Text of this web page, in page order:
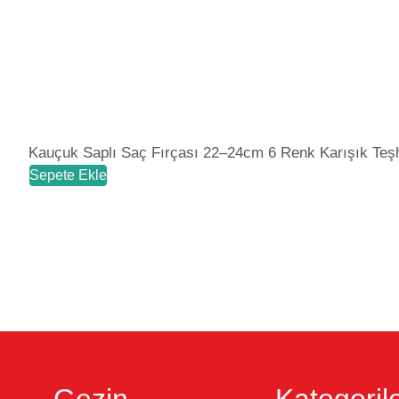
Kauçuk Saplı Saç Fırçası 22–24cm 6 Renk Karışık
Sepete Ekle